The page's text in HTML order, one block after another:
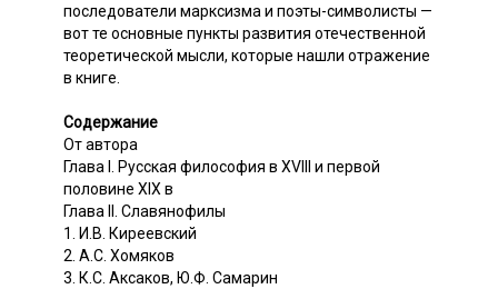
последователи марксизма и поэты-символисты —
вот те основные пункты развития отечественной
теоретической мысли, которые нашли отражение
в книге.
Содержание
От автора
Глава I. Русская философия в XVIII и первой
половине XIX в
Глава II. Славянофилы
1. И.В. Киреевский
2. А.С. Хомяков
3. К.С. Аксаков, Ю.Ф. Самарин